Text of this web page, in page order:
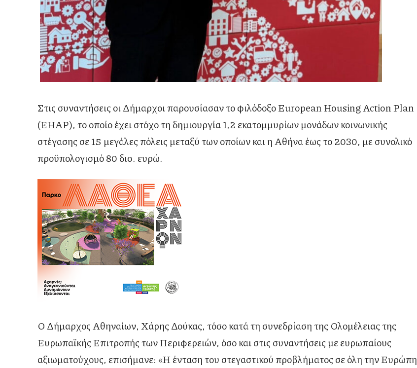
Στις συναντήσεις οι Δήμαρχοι παρουσίασαν το φιλόδοξο European Housing Action Plan
(EHAP), το οποίο έχει στόχο τη δημιουργία 1,2 εκατομμυρίων μονάδων κοινωνικής
στέγασης σε 15 μεγάλες πόλεις μεταξύ των οποίων και η Αθήνα έως το 2030, με συνολικό
προϋπολογισμό 80 δισ. ευρώ.
Ο Δήμαρχος Αθηναίων, Χάρης Δούκας, τόσο κατά τη συνεδρίαση της Ολομέλειας της
Ευρωπαϊκής Επιτροπής των Περιφερειών, όσο και στις συναντήσεις με ευρωπαίους
αξιωματούχους, επισήμανε: «Η ένταση του στεγαστικού προβλήματος σε όλη την Ευρώπη